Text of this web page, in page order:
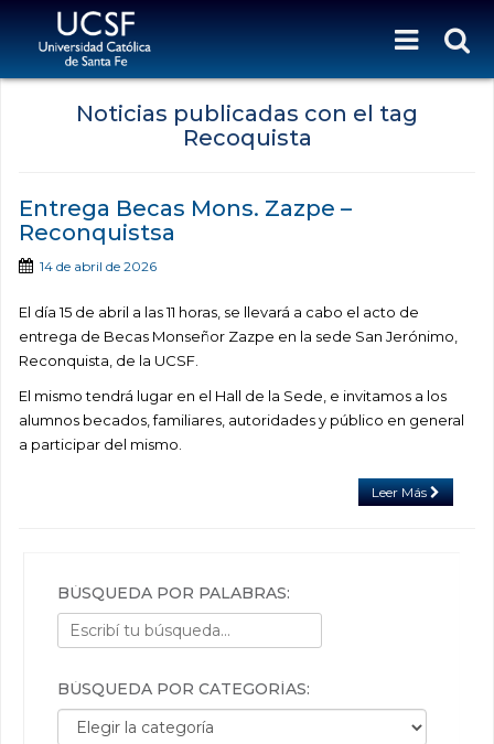
Noticias publicadas con el tag
Recoquista
Entrega Becas Mons. Zazpe –
Reconquistsa
14 de abril de 2026
El día 15 de abril a las 11 horas, se llevará a cabo el acto de
entrega de Becas Monseñor Zazpe en la sede San Jerónimo,
Reconquista, de la UCSF.
El mismo tendrá lugar en el Hall de la Sede, e invitamos a los
alumnos becados, familiares, autoridades y público en general
a participar del mismo.
Leer Más
BÚSQUEDA POR PALABRAS:
BÚSQUEDA POR CATEGORÍAS:
Búsqueda por categorías: